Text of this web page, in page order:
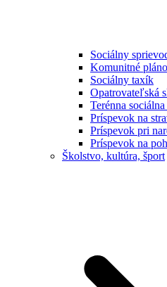
Sociálny
Komunitné
Sociálny taxík
Opatrovateľská
Terénna sociálna
Príspevok na
Príspevok pri
Príspevok na
Školstvo, kultúra, šport